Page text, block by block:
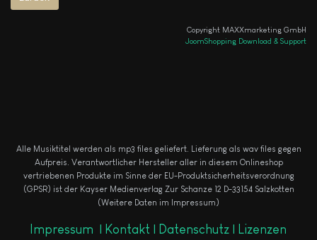
Copyright MAXXmarketing GmbH
JoomShopping Download & Support
Alle Musiktitel werden als mp3 files geliefert. Lieferung als wav files gegen
Aufpreis. Verantwortlicher Hersteller aller in diesem Onlineshop
vertriebenen Produkte im Sinne der EU-Produktsicherheitsverordnung
(GPSR) ist der Kayser Medienverlag Zur Schanze 12 D-33154 Salzkotten
(Weitere Daten im Impressum)
Impressum | Kontakt | Datenschutz | Lizenzen